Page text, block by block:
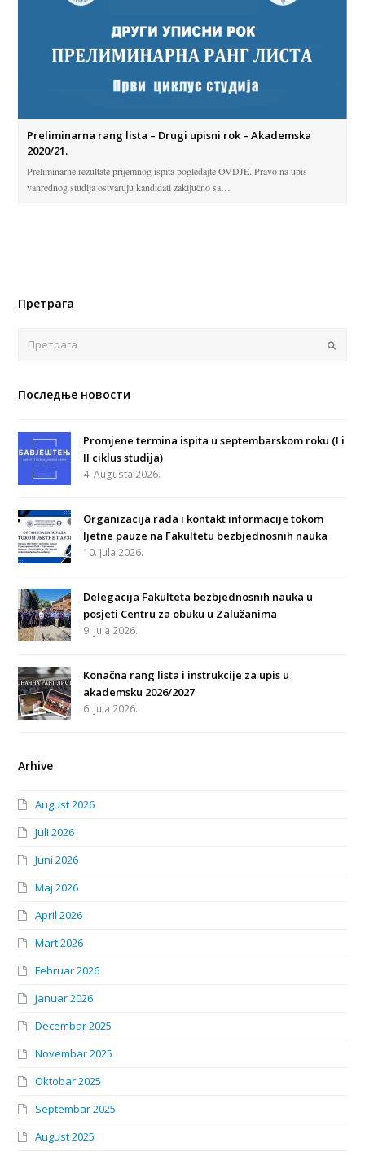
Preliminarna rang lista – Drugi upisni rok – Akademska
2020/21.
Preliminarne rezultate prijemnog ispita pogledajte OVDJE. Pravo na upis
vanrednog studija ostvaruju kandidati zaključno sa…
Претрага
Последње новости
Promjene termina ispita u septembarskom roku (I i
II ciklus studija)
4. Augusta 2026.
Organizacija rada i kontakt informacije tokom
ljetne pauze na Fakultetu bezbjednosnih nauka
10. Jula 2026.
Delegacija Fakulteta bezbjednosnih nauka u
posjeti Centru za obuku u Zalužanima
9. Jula 2026.
Konačna rang lista i instrukcije za upis u
akademsku 2026/2027
6. Jula 2026.
Arhive
August 2026
Juli 2026
Juni 2026
Maj 2026
April 2026
Mart 2026
Februar 2026
Januar 2026
Decembar 2025
Novembar 2025
Oktobar 2025
Septembar 2025
August 2025